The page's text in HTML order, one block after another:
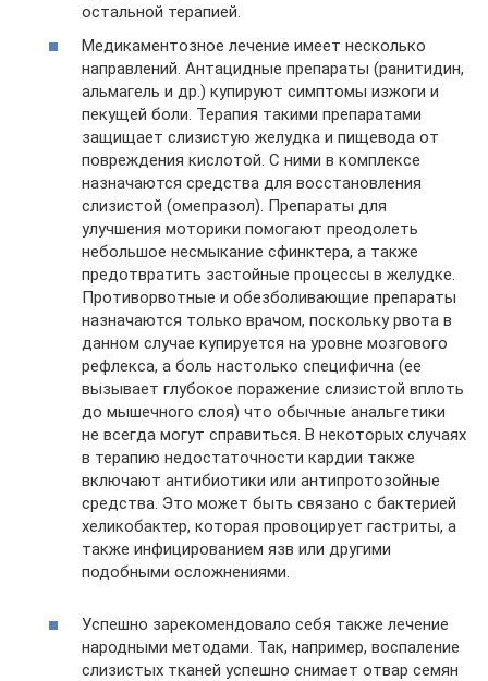
остальной терапией.
Медикаментозное лечение имеет несколько
направлений. Антацидные препараты (ранитидин,
альмагель и др.) купируют симптомы изжоги и
пекущей боли. Терапия такими препаратами
защищает слизистую желудка и пищевода от
повреждения кислотой. С ними в комплексе
назначаются средства для восстановления
слизистой (омепразол). Препараты для
улучшения моторики помогают преодолеть
небольшое несмыкание сфинктера, а также
предотвратить застойные процессы в желудке.
Противорвотные и обезболивающие препараты
назначаются только врачом, поскольку рвота в
данном случае купируется на уровне мозгового
рефлекса, а боль настолько специфична (ее
вызывает глубокое поражение слизистой вплоть
до мышечного слоя) что обычные анальгетики
не всегда могут справиться. В некоторых случаях
в терапию недостаточности кардии также
включают антибиотики или антипротозойные
средства. Это может быть связано с бактерией
хеликобактер, которая провоцирует гастриты, а
также инфицированием язв или другими
подобными осложнениями.
Успешно зарекомендовало себя также лечение
народными методами. Так, например, воспаление
слизистых тканей успешно снимает отвар семян